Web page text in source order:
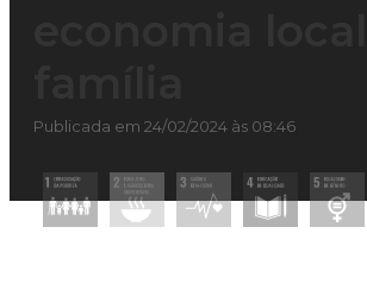
Publicada em 24/02/2024 às 08:46